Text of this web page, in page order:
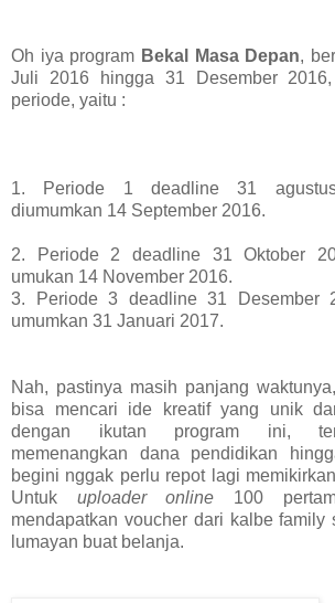
Oh iya program Bekal Masa Depan,
Juli 2016 hingga 31 Desember
periode, yaitu :
1. Periode 1 deadline 31 agustus
diumumkan 14 September 2016.
2. Periode 2 deadline 31 Oktober
umukan 14 November 2016.
3. Periode 3 deadline 31 Desember
umumkan 31 Januari 2017.
Nah, pastinya masih panjang
bisa mencari ide kreatif yang unik
dengan ikutan program ini,
memenangkan dana pendidikan
begini nggak perlu repot lagi
Untuk uploader online 100
mendapatkan voucher dari kalbe family
lumayan buat belanja.